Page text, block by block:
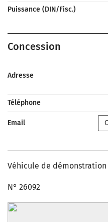
Puissance (DIN/Fisc.)
Concession
Adresse
Téléphone
Email
Véhicule de
N° 26092